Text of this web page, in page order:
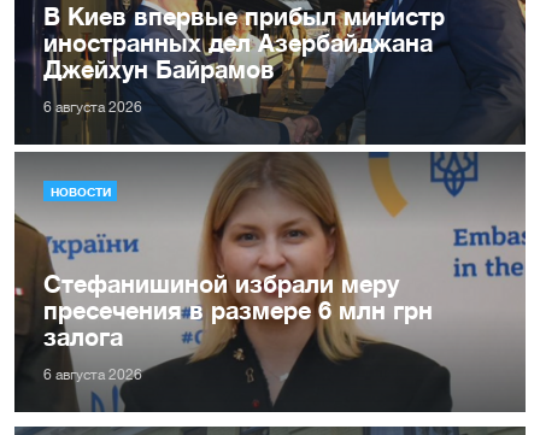
В Киев впервые прибыл министр
иностранных дел Азербайджана
Джейхун Байрамов
6 августа 2026
НОВОСТИ
Стефанишиной избрали меру
пресечения в размере 6 млн грн
залога
6 августа 2026